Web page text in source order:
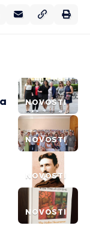
NOVOSTI
NOVOSTI
NOVOSTI
NOVOSTI